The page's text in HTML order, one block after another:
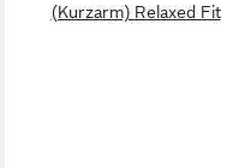
(Kurzarm) Relaxed Fit